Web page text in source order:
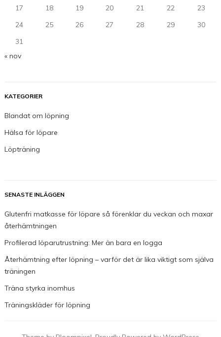
17
18 19 20 21 22
23
24
25 26 27 28 29
30
31
« nov
KATEGORIER
Blandat om löpning
Hälsa för löpare
Löpträning
SENASTE INLÄGGEN
Glutenfri matkasse för löpare så förenklar du veckan och maxar
återhämtningen
Profilerad löparutrustning: Mer än bara en logga
Återhämtning efter löpning – varför det är lika viktigt som själva
träningen
Träna styrka inomhus
Träningskläder för löpning